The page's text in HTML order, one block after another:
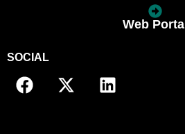
Web Portal
SOCIAL